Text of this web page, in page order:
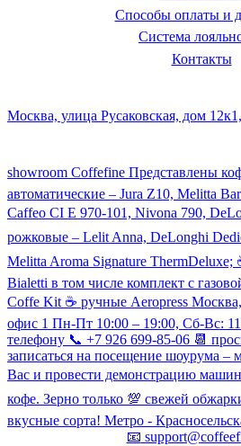
Способы оплаты и
Система
Контакты
Москва, улица Русаковская, дом
showroom Coffefine Представлены
автоматические – Jura Z10, Melitta
Caffeo CI Е 970-101, Nivona 790,
рожковые – Lelit Anna, DeLonghi
Melitta Aroma Signature ThermDeluxe;
Bialetti в том числе комплект с
Coffe Kit ☕️ ручные Aeropress Москва,
офис 1 Пн-Пт 10:00 – 19:00, Сб-Вс:
телефону 📞 +7 926 699-85-06 📆
записаться на посещение шоурума –
Вас и провести демонстрацию
кофе. Зерно только 💯 свежей
вкусные сорта! Метро -
📧